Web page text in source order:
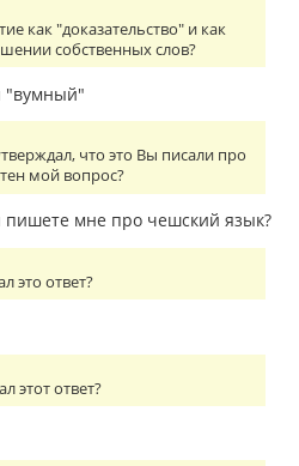
как "доказательство" и как
собственных слов?
"вумный"
что это Вы писали про
мой вопрос?
пишете мне про чешский язык?
это ответ?
этот ответ?